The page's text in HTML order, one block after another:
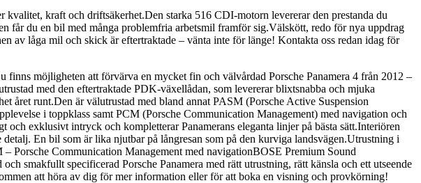
kraft och driftsäkerhet.Den starka 516 CDI-motorn levererar den prestanda du
får du en bil med många problemfria arbetsmil framför sig.Välskött, redo för nya uppdrag
av låga mil och skick är eftertraktade – vänta inte för länge! Kontakta oss redan idag för
möjligheten att förvärva en mycket fin och välvårdad Porsche Panamera 4 från 2012 –
med den eftertraktade PDK-växellådan, som levererar blixtsnabba och mjuka
året runt.Den är välutrustad med bland annat PASM (Porsche Active Suspension
i toppklass samt PCM (Porsche Communication Management) med navigation och
exklusivt intryck och kompletterar Panamerans eleganta linjer på bästa sätt.Interiören
En bil som är lika njutbar på långresan som på den kurviga landsvägen.Utrustning i
Porsche Communication Management med navigationBOSE Premium Sound
smakfullt specificerad Porsche Panamera med rätt utrustning, rätt känsla och ett utseende
att höra av dig för mer information eller för att boka en visning och provkörning!